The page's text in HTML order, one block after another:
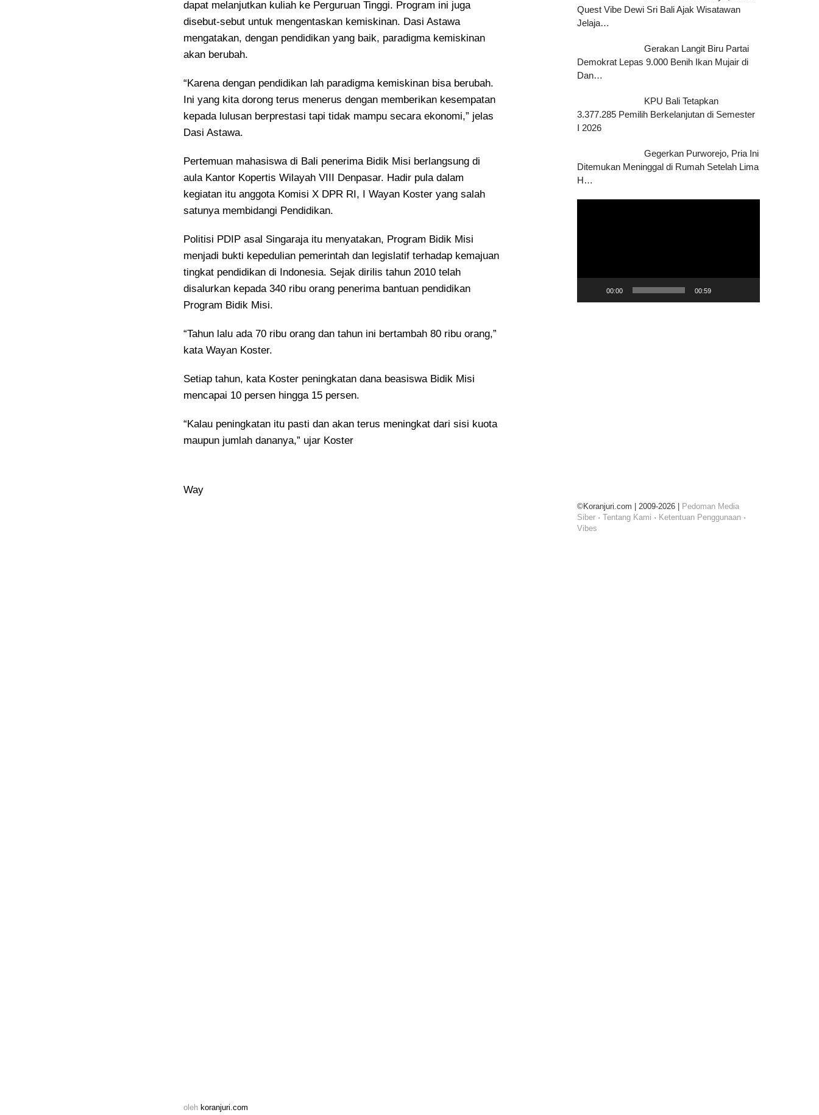
dapat melanjutkan kuliah ke Perguruan Tinggi. Program ini juga
disebut-sebut untuk mengentaskan kemiskinan. Dasi Astawa
mengatakan, dengan pendidikan yang baik, paradigma kemiskinan
akan berubah.
“Karena dengan pendidikan lah paradigma kemiskinan bisa berubah.
Ini yang kita dorong terus menerus dengan memberikan kesempatan
kepada lulusan berprestasi tapi tidak mampu secara ekonomi,” jelas
Dasi Astawa.
Pertemuan mahasiswa di Bali penerima Bidik Misi berlangsung di
aula Kantor Kopertis Wilayah VIII Denpasar. Hadir pula dalam
kegiatan itu anggota Komisi X DPR RI, I Wayan Koster yang salah
satunya membidangi Pendidikan.
Politisi PDIP asal Singaraja itu menyatakan, Program Bidik Misi
menjadi bukti kepedulian pemerintah dan legislatif terhadap kemajuan
tingkat pendidikan di Indonesia. Sejak dirilis tahun 2010 telah
disalurkan kepada 340 ribu orang penerima bantuan pendidikan
Program Bidik Misi.
“Tahun lalu ada 70 ribu orang dan tahun ini bertambah 80 ribu orang,”
kata Wayan Koster.
Setiap tahun, kata Koster peningkatan dana beasiswa Bidik Misi
mencapai 10 persen hingga 15 persen.
“Kalau peningkatan itu pasti dan akan terus meningkat dari sisi kuota
maupun jumlah dananya,” ujar Koster
Way
oleh koranjuri.com
Quest Vibe Dewi Sri Bali Ajak Wisatawan
Jelaja…
Gerakan Langit Biru Partai
Demokrat Lepas 9.000 Benih Ikan Mujair di
Dan…
KPU Bali Tetapkan
3.377.285 Pemilih Berkelanjutan di Semester
I 2026
Gegerkan Purworejo, Pria Ini
Ditemukan Meninggal di Rumah Setelah Lima
H…
00:00 00:59
©Koranjuri.com | 2009-2026 | Pedoman Media
Siber ·Tentang Kami · Ketentuan Penggunaan ·
Vibes